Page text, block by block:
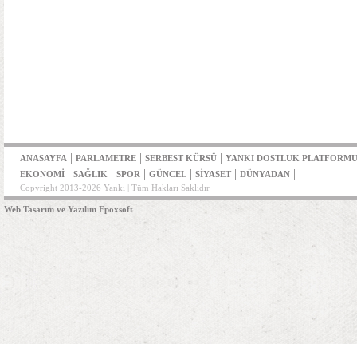
ANASAYFA | PARLAMETRE | SERBEST KÜRSÜ | YANKI DOSTLUK PLATFORMU
EKONOMİ | SAĞLIK | SPOR | GÜNCEL | SİYASET | DÜNYADAN |
Copyright 2013-2026 Yankı | Tüm Hakları Saklıdır
Web Tasarım ve Yazılım Epoxsoft